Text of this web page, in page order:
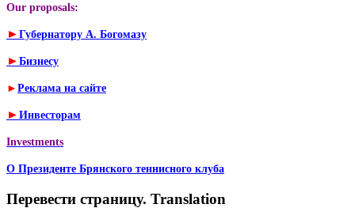
Our proposals:
► Губернатору А. Богомазу
► Бизнесу
► Реклама на сайте
► Инвесторам
Investments
О Президенте Брянского теннисного клуба
Перевести страницу. Translation